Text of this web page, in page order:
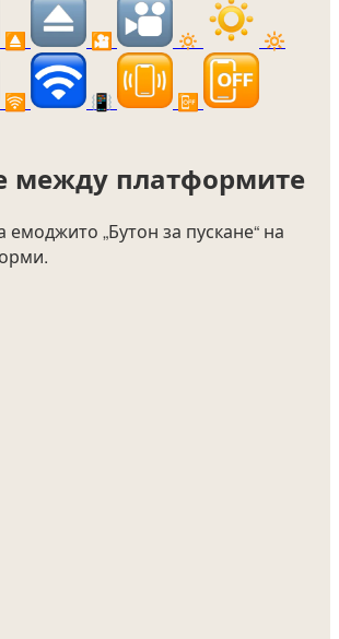
⏏️ 🎦 🔅 🔆
🛜 📳
📴
между платформите
емоджито „Бутон за пускане“ на